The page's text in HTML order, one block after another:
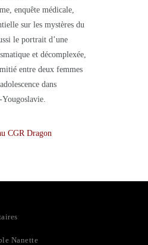
enquête médicale,
sur les mystères du
le portrait d’une
et décomplexée,
entre deux femmes
dans
CGR Dragon
Nanette